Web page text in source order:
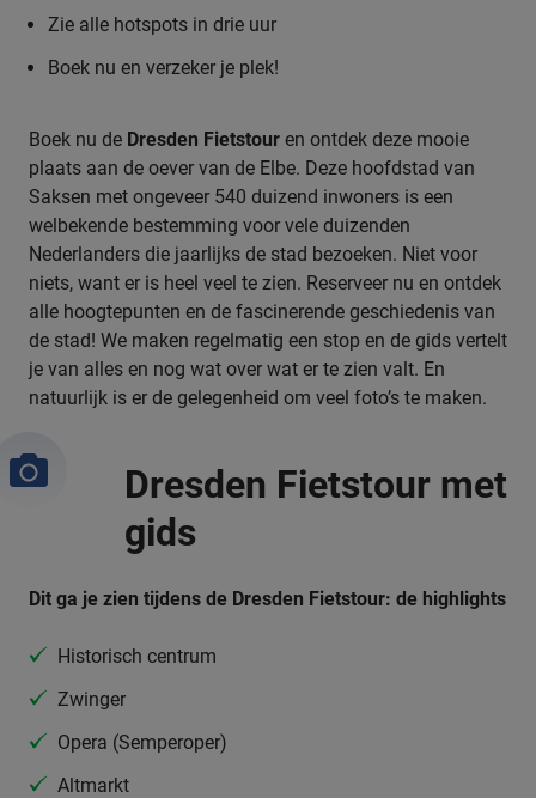
Zie alle hotspots in drie uur
Boek nu en verzeker je plek!
Boek nu de Dresden Fietstour en ontdek deze mooie
plaats aan de oever van de Elbe. Deze hoofdstad van
Saksen met ongeveer 540 duizend inwoners is een
welbekende bestemming voor vele duizenden
Nederlanders die jaarlijks de stad bezoeken. Niet voor
niets, want er is heel veel te zien. Reserveer nu en ontdek
alle hoogtepunten en de fascinerende geschiedenis van
de stad! We maken regelmatig een stop en de gids vertelt
je van alles en nog wat over wat er te zien valt. En
natuurlijk is er de gelegenheid om veel foto’s te maken.
Dresden Fietstour met
gids
Dit ga je zien tijdens de Dresden Fietstour: de highlights
Historisch centrum
Zwinger
Opera (Semperoper)
Altmarkt